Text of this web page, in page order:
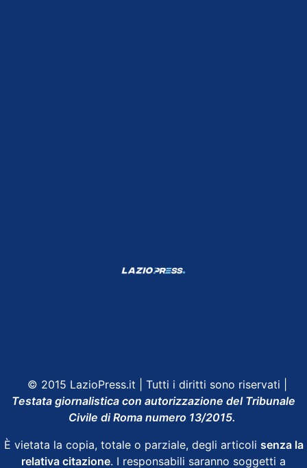
© 2015 LazioPress.it | Tutti i diritti sono riservati |
Testata giornalistica con autorizzazione del Tribunale
Civile di Roma numero 13/2015.
È vietata la copia, totale o parziale, degli articoli senza la
relativa citazione. I responsabili saranno soggetti a